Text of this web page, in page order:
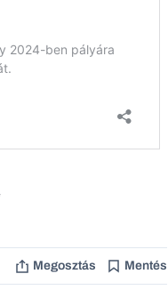
Megosztás Mentés